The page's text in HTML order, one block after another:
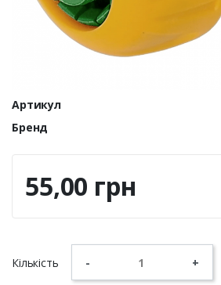
Артикул
Бренд
55,00 грн
Кількість - +